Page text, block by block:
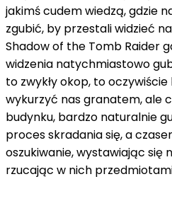
jakimś cudem wiedzą, gdzie
zgubić, by przestali widzieć
Shadow of the Tomb Raider
widzenia natychmiastowo
to zwykły okop, to
wykurzyć nas granatem, ale
budynku, bardzo naturalnie
proces skradania się, a
oszukiwanie, wystawiając się
rzucając w nich